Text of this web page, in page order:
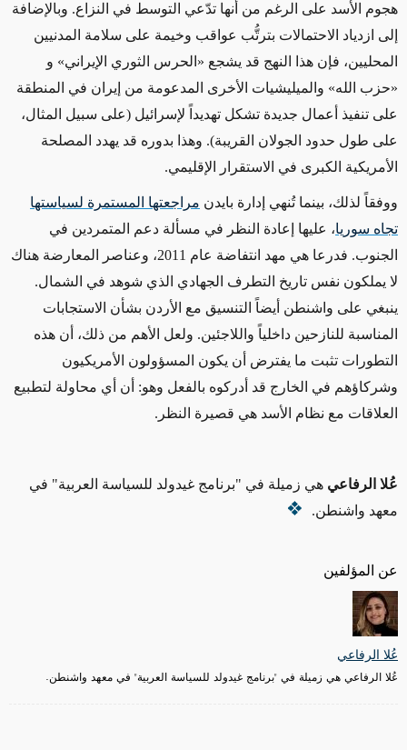
عن المؤلفين
عُلا الرفاعي
عُلا الرفاعي هي زميلة في "برنامج غيدولد للسياسة العربية" في معهد واشنطن.
هجوم الأسد على الرغم من أنها تدّعي التوسط في النزاع. وبالإضافة
إلى ازدياد الاحتمالات بترتُّب عواقب وخيمة على سلامة المدنيين
المحليين، فإن هذا النهج قد يشجع « الحرس الثوري الإيراني» و
«حزب الله» والميليشيات الأخرى المدعومة من إيران في المنطقة
على تنفيذ أعمال جديدة تشكل تهديداً لإسرائيل (على سبيل المثال،
على طول حدود الجولان القريبة). وهذا بدوره قد يهدد المصلحة
الأمريكية الكبرى في الاستقرار الإقليمي.
ووفقاً لذلك، بينماتُنهي إدارة بايدن مراجعتها المستمرة لسياستها
تجاه سوريا، عليها إعادة النظر في مسألة دعم المتمردين في
الجنوب. فدرعا هي مهد انتفاضة عام 2011، وعناصر المعارضة هناك
لا يملكون نفس تاريخ التطرف الجهادي الذي شوهد في الشمال.
ينبغي على واشنطن أيضاً التنسيق مع الأردن بشأن الاستجابات
المناسبة للنازحين داخلياً واللاجئين. ولعل الأهم من ذلك، أن هذه
التطورات تثبت ما يفترض أن يكون المسؤولون الأمريكيون
وشركاؤهم في الخارج قد أدركوه بالفعل وهو: أن أي محاولة لتطبيع
العلاقات مع نظام الأسد هي قصيرة النظر.
عُلا الرفاعي هي زميلة في "برنامج غيدولد للسياسة العربية" في
معهد واشنطن.